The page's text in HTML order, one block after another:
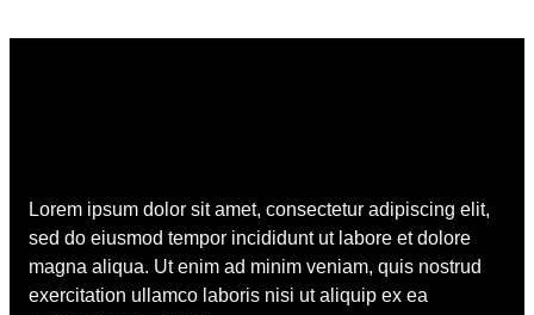
Lorem ipsum dolor sit amet, consectetur adipiscing elit,
sed do eiusmod tempor incididunt ut labore et dolore
magna aliqua. Ut enim ad minim veniam, quis nostrud
exercitation ullamco laboris nisi ut aliquip ex ea